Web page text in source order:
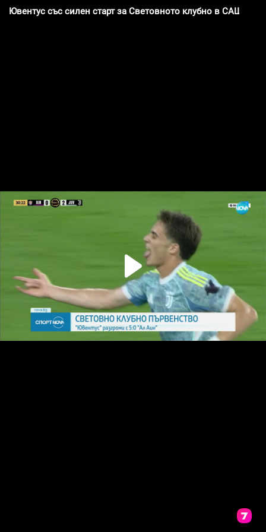
Ювентус със силен старт за Световното клубно в САЩ